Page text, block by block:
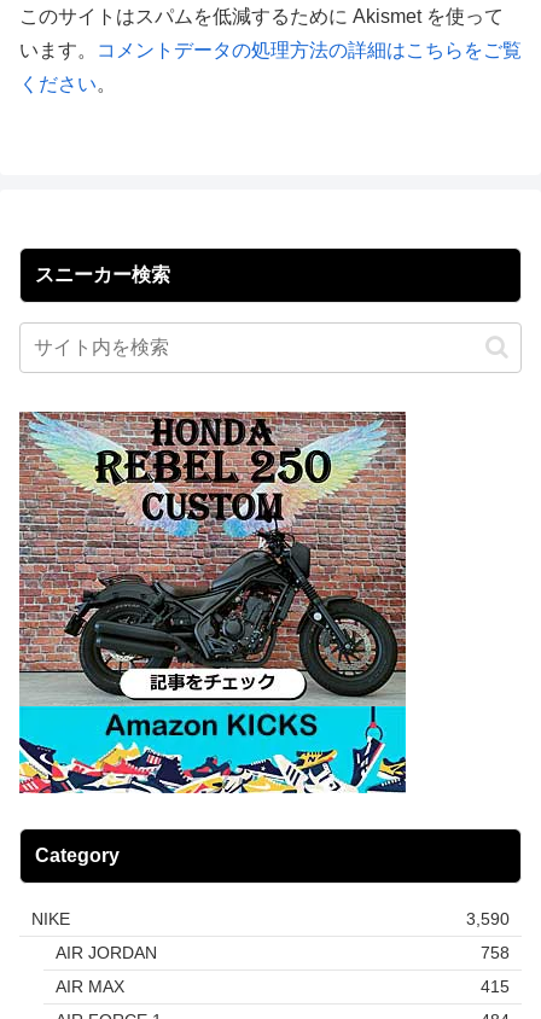
このサイトはスパムを低減するために Akismet を使って
います。
コメントデータの処理方法の詳細はこちらをご覧
ください。
スニーカー検索
Category
NIKE
3,590
AIR JORDAN
758
AIR MAX
415